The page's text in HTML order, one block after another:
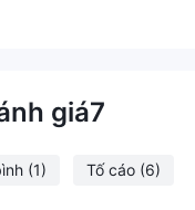
thể truy cập, gây lo
thông tin giao dịch,
giá7
(1) Tố cáo (6)